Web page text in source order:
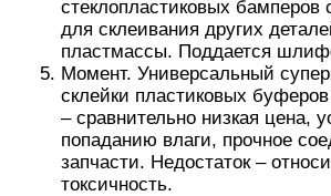
стеклопластиковых бамперов
для склеивания других
пластмассы. Поддается
Момент. Универсальный
склейки пластиковых
– сравнительно низкая цена,
попаданию влаги, прочное
запчасти. Недостаток –
токсичность.